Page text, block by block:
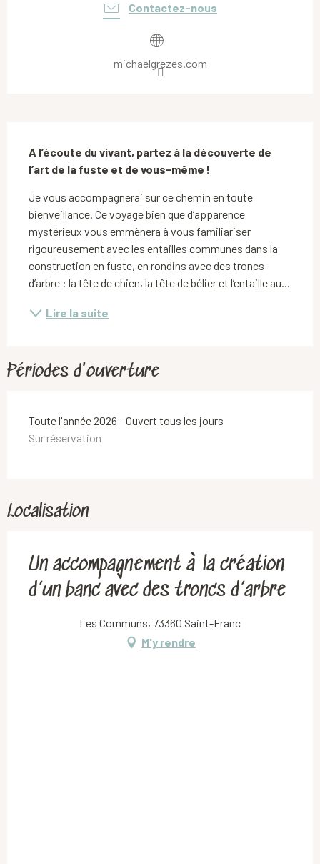
Contactez-nous
michaelgrezes.com
A l’écoute du vivant, partez à la découverte de
l’art de la fuste et de vous-même !
Je vous accompagnerai sur ce chemin en toute
bienveillance. Ce voyage bien que d’apparence
mystérieux vous emmènera à vous familiariser
rigoureusement avec les entailles communes dans la
construction en fuste, en rondins avec des troncs
d’arbre : la tête de chien, la tête de bélier et l’entaille au...
Lire la suite
Périodes d'ouverture
Toute l'année 2026 - Ouvert tous les jours
Sur réservation
Localisation
Un accompagnement à la création
d’un banc avec des troncs d’arbre
Les Communs, 73360 Saint-Franc
M'y rendre